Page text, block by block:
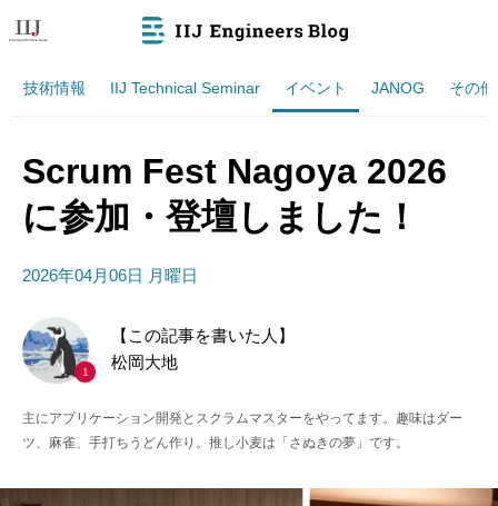
技術情報 IIJ Technical Seminar イベント JANOG その他
Scrum Fest Nagoya 2026
に参加・登壇しました！
2026年04月06日 月曜日
1
【この記事を書いた人】
松岡大地
主にアプリケーション開発とスクラムマスターをやってます。趣味はダー
ツ、麻雀、手打ちうどん作り。推し小麦は「さぬきの夢」です。